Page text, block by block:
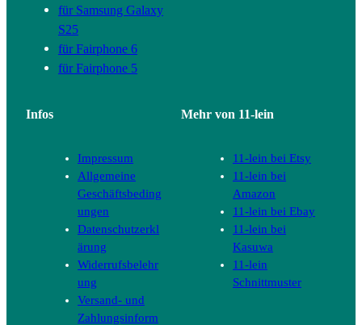
für Samsung Galaxy
S25
für Fairphone 6
für Fairphone 5
Infos
Impressum
Allgemeine
Geschäftsbeding
ungen
Datenschutzerkl
ärung
Widerrufsbelehr
ung
Versand- und
Zahlungsinform
Mehr von 11-lein
11-lein bei Etsy
11-lein bei
Amazon
11-lein bei Ebay
11-lein bei
Kasuwa
11-lein
Schnittmuster